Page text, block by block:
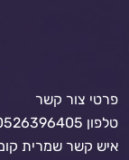
פרטי צור קשר
טלפון 0526396405
איש קשר שמרית